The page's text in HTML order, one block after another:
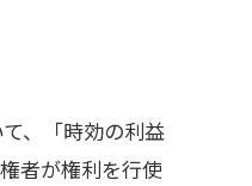
、「時効の利益
者が権利を行使